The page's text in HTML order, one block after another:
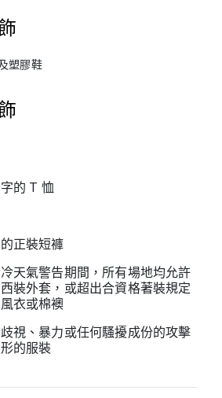
塑膠鞋
的 T 恤
正裝短褲
天氣警告期間，所有場地均允許
裝外套，或超出合資格著裝規定
衣或棉襖
視、暴力或任何騷擾成份的攻擊
的服裝